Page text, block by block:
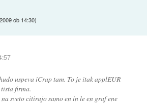
ob 14:30)
uspeva iCrap tam. To je itak applEUR
firma.
na sveto citirajo samo en in le en graf ene